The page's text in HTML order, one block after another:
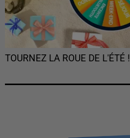
TOURNEZ LA ROUE DE L'ÉTÉ !